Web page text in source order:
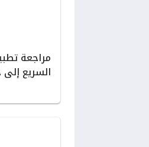
مراجعة
السريع